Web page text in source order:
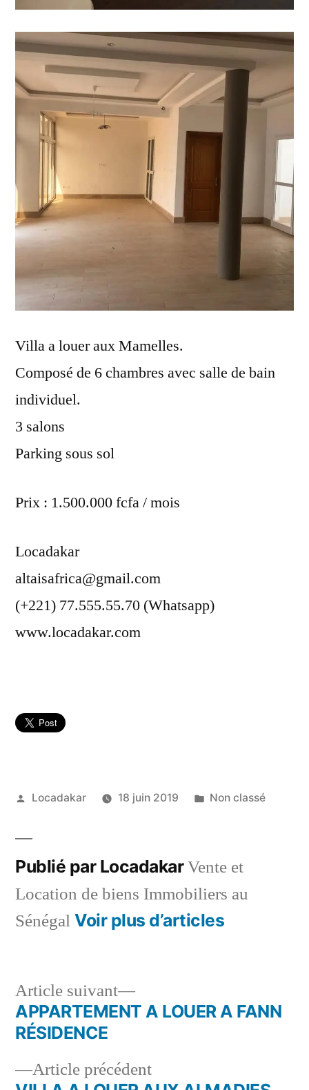
Villa a louer aux Mamelles.
Composé de 6 chambres avec salle de bain
individuel.
3 salons
Parking sous sol
Prix : 1.500.000 fcfa / mois
Locadakar
altaisafrica@gmail.com
(+221) 77.555.55.70 (Whatsapp)
www.locadakar.com
Publié
Locadakar 18 juin 2019
Publié
Non classé
Publié par LocadakarVente et
Location de biens Immobiliers au
Sénégal Voir plus d’articles
Navigation
Article précédentArticle
Article suivant
Article
suivant :
APPARTEMENT A LOUER A FANN
RÉSIDENCE